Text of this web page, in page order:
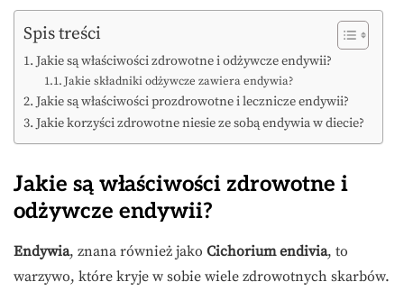
Spis treści
Jakie są właściwości zdrowotne i odżywcze endywii?
Jakie składniki odżywcze zawiera endywia?
Jakie są właściwości prozdrowotne i lecznicze endywii?
Jakie korzyści zdrowotne niesie ze sobą endywia w diecie?
Jakie są właściwości zdrowotne i
odżywcze endywii?
Endywia, znana również jako Cichorium endivia, to
warzywo, które kryje w sobie wiele zdrowotnych skarbów.